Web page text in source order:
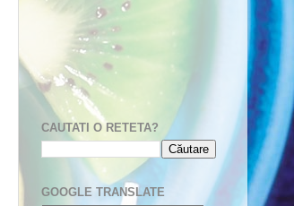
CAUTATI O RETETA?
GOOGLE TRANSLATE